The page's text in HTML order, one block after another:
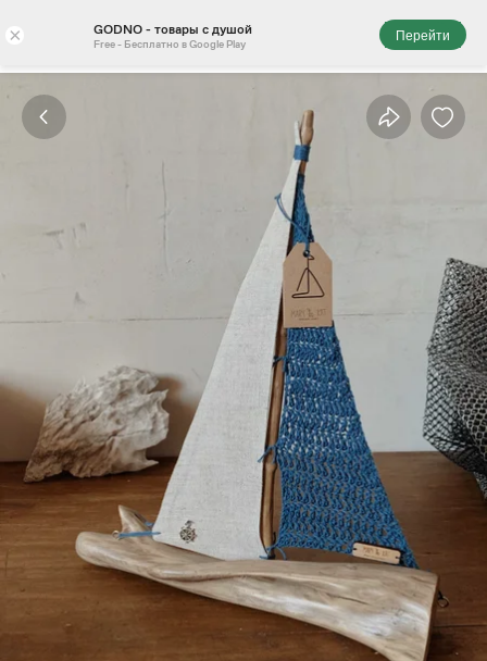
× GODNO - товары с душой
Free - Бесплатно в Google Play
Перейти